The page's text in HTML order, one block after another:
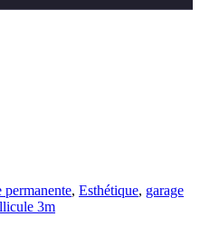
permanente, Esthétique, garage
3m